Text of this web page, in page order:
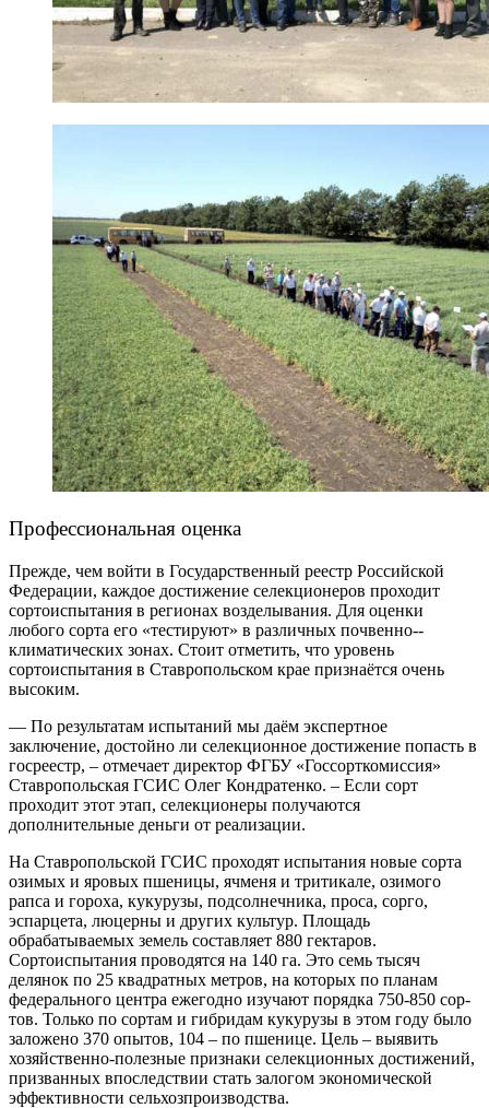
Профессиональная оценка
Прежде, чем вой­ти в Государственный реестр Российской
Федерации, каж­дое достижение селекционеров проходит
сорто­испытания в регионах возделывания. Для оценки
любого сорта его «тестируют» в различных почвенно-­
климатических зонах. Стоит отметить, что уровень
сортоиспытания в Ставропольском крае признаётся очень
высоким.
— По результатам испытаний мы даём экспертное
заключение, достойно ли селекционное достижение попасть в
госреестр, – ​отмечает директор ФГБУ «Госсорткомиссия»
Ставропольская ГСИС Олег Кондратенко. – ​Если сорт
проходит этот этап, селекционеры получаются
дополнительные деньги от реализации.
На Ставропольской ГСИС проходят испытания новые сорта
озимых и яровых пшеницы, ячменя и тритикале, озимого
рапса и гороха, кукурузы, подсолнечника, проса, сорго,
эспарцета, люцерны и других культур. Площадь
обрабатываемых земель составляет 880 гектаров.
Сортоиспытания проводятся на 140 га. Это семь тысяч
делянок по 25 квадратных метров, на которых по планам
федерального цент­ра ежегодно изучают порядка 750‑850 сор­
тов. Только по сортам и гибридам кукурузы в этом году было
заложено 370 опытов, 104 – ​по пшенице. Цель – ​выявить
хозяйственно-­полезные признаки селекционных достижений,
призванных впоследствии стать залогом экономической
эффективности сельхозпроизводства.